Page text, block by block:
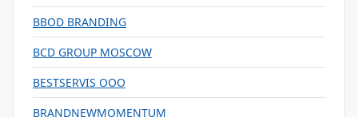
BBOD BRANDING
BCD GROUP MOSCOW
BESTSERVIS OOO
BRANDNEWMOMENTUM